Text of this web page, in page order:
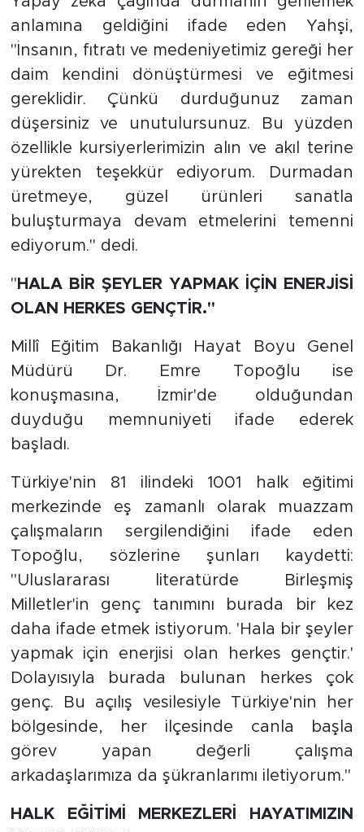
anlamına geldiğini ifade eden Yahşi,
''İnsanın, fıtratı ve medeniyetimiz gereği her
daim kendini dönüştürmesi ve eğitmesi
gereklidir. Çünkü durduğunuz zaman
düşersiniz ve unutulursunuz. Bu yüzden
özellikle kursiyerlerimizin alın ve akıl terine
yürekten teşekkür ediyorum. Durmadan
üretmeye, güzel ürünleri sanatla
buluşturmaya devam etmelerini temenni
ediyorum.'' dedi.
'' HALA BİR ŞEYLER YAPMAK İÇİN ENERJİSİ
OLAN HERKES GENÇTİR.''
Millî Eğitim Bakanlığı Hayat Boyu Genel
Müdürü Dr. Emre Topoğlu ise
konuşmasına, İzmir'de olduğundan
duyduğu memnuniyeti ifade ederek
başladı.
Türkiye'nin 81 ilindeki 1001 halk eğitimi
merkezinde eş zamanlı olarak muazzam
çalışmaların sergilendiğini ifade eden
Topoğlu, sözlerine şunları kaydetti:
''Uluslararası literatürde Birleşmiş
Milletler'in genç tanımını burada bir kez
daha ifade etmek istiyorum. 'Hala bir şeyler
yapmak için enerjisi olan herkes gençtir.'
Dolayısıyla burada bulunan herkes çok
genç. Bu açılış vesilesiyle Türkiye'nin her
bölgesinde, her ilçesinde canla başla
görev yapan değerli çalışma
arkadaşlarımıza da şükranlarımı iletiyorum.''
HALK EĞİTİMİ MERKEZLERİ HAYATIMIZIN